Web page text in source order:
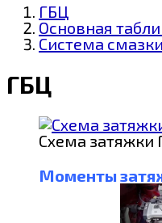
ГБЦ
Основная
Система смазки
ГБЦ
Схема затяжки
Моменты